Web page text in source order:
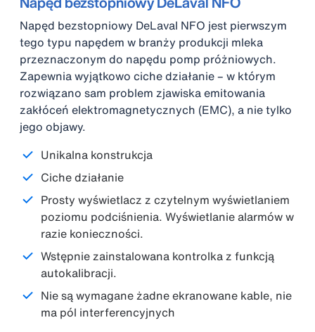
Napęd bezstopniowy DeLaval NFO jest pierwszym
tego typu napędem w branży produkcji mleka
przeznaczonym do napędu pomp próżniowych.
Zapewnia wyjątkowo ciche działanie – w którym
rozwiązano sam problem zjawiska emitowania
zakłóceń elektromagnetycznych (EMC), a nie tylko
jego objawy.
Unikalna konstrukcja
Ciche działanie
Prosty wyświetlacz z czytelnym wyświetlaniem
poziomu podciśnienia. Wyświetlanie alarmów w
razie konieczności.
Wstępnie zainstalowana kontrolka z funkcją
autokalibracji.
Nie są wymagane żadne ekranowane kable, nie
ma pól interferencyjnych